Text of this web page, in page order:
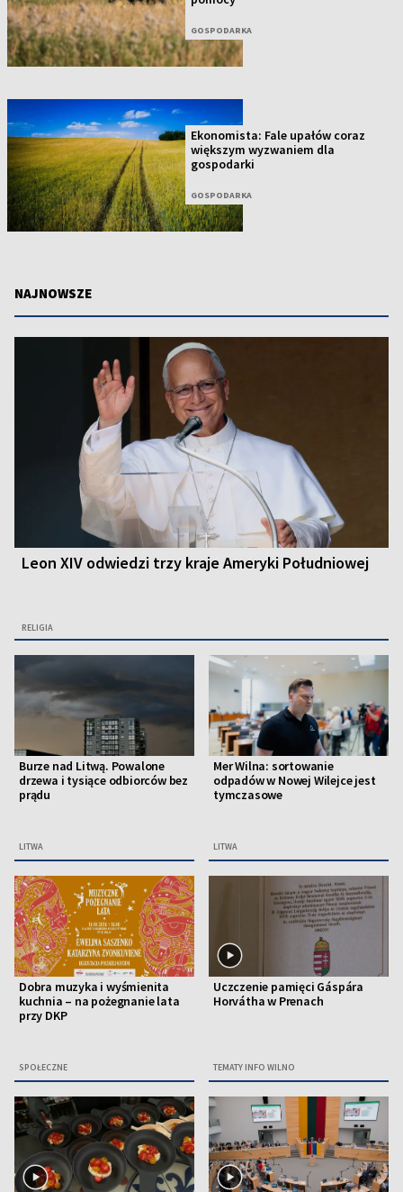
GOSPODARKA
Ekonomista: Fale upałów coraz
większym wyzwaniem dla
gospodarki
GOSPODARKA
NAJNOWSZE
Leon XIV odwiedzi trzy kraje Ameryki Południowej
RELIGIA
Burze nad Litwą. Powalone
drzewa i tysiące odbiorców bez
prądu
LITWA
Mer Wilna: sortowanie
odpadów w Nowej Wilejce jest
tymczasowe
LITWA
Dobra muzyka i wyśmienita
kuchnia – na pożegnanie lata
przy DKP
SPOŁECZNE
Uczczenie pamięci Gáspára
Horvátha w Prenach
TEMATY INFO WILNO